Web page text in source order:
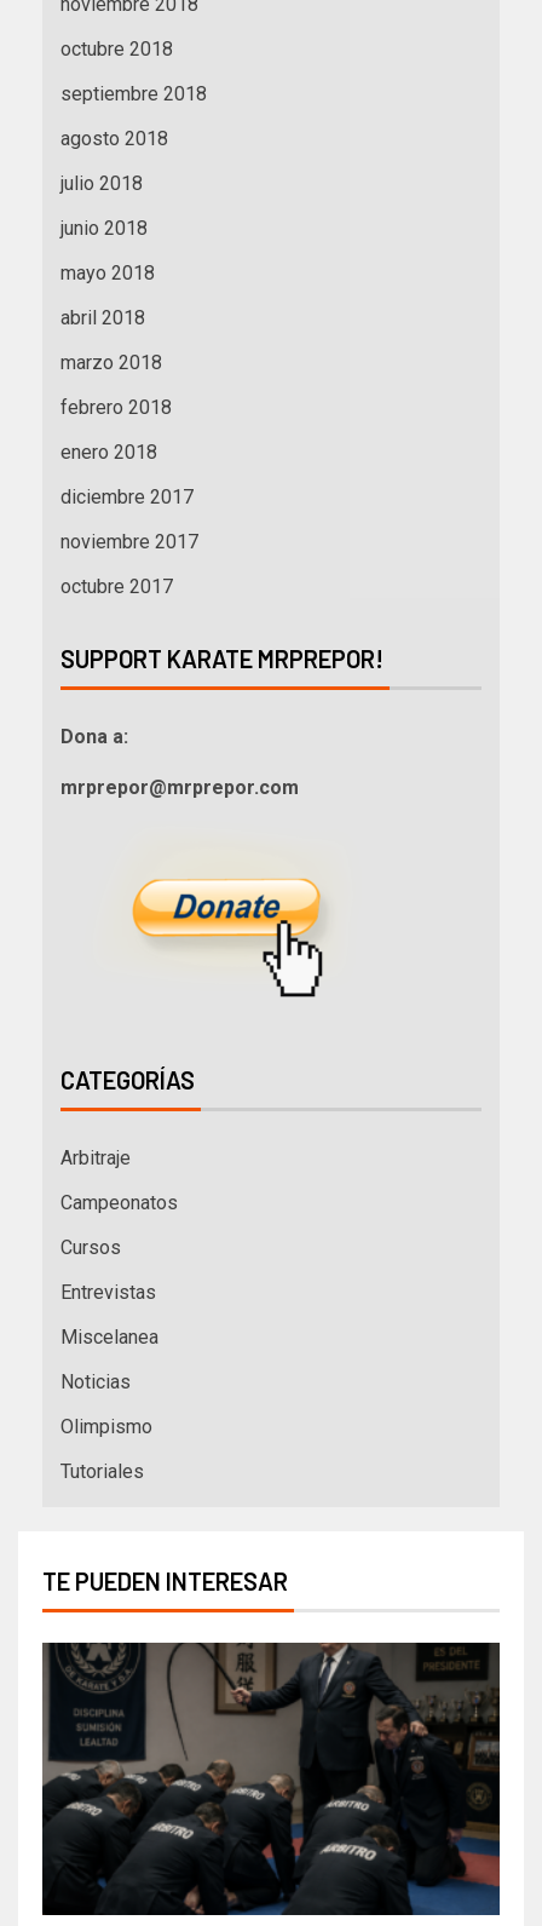
octubre 2018
septiembre 2018
agosto 2018
julio 2018
junio 2018
mayo 2018
abril 2018
marzo 2018
febrero 2018
enero 2018
diciembre 2017
noviembre 2017
octubre 2017
SUPPORT KARATE MRPREPOR!
Dona a:
mrprepor@mrprepor.com
CATEGORÍAS
Arbitraje
Campeonatos
Cursos
Entrevistas
Miscelanea
Noticias
Olimpismo
Tutoriales
TE PUEDEN INTERESAR